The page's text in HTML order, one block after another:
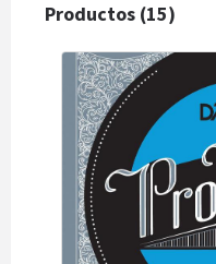
Productos (15)